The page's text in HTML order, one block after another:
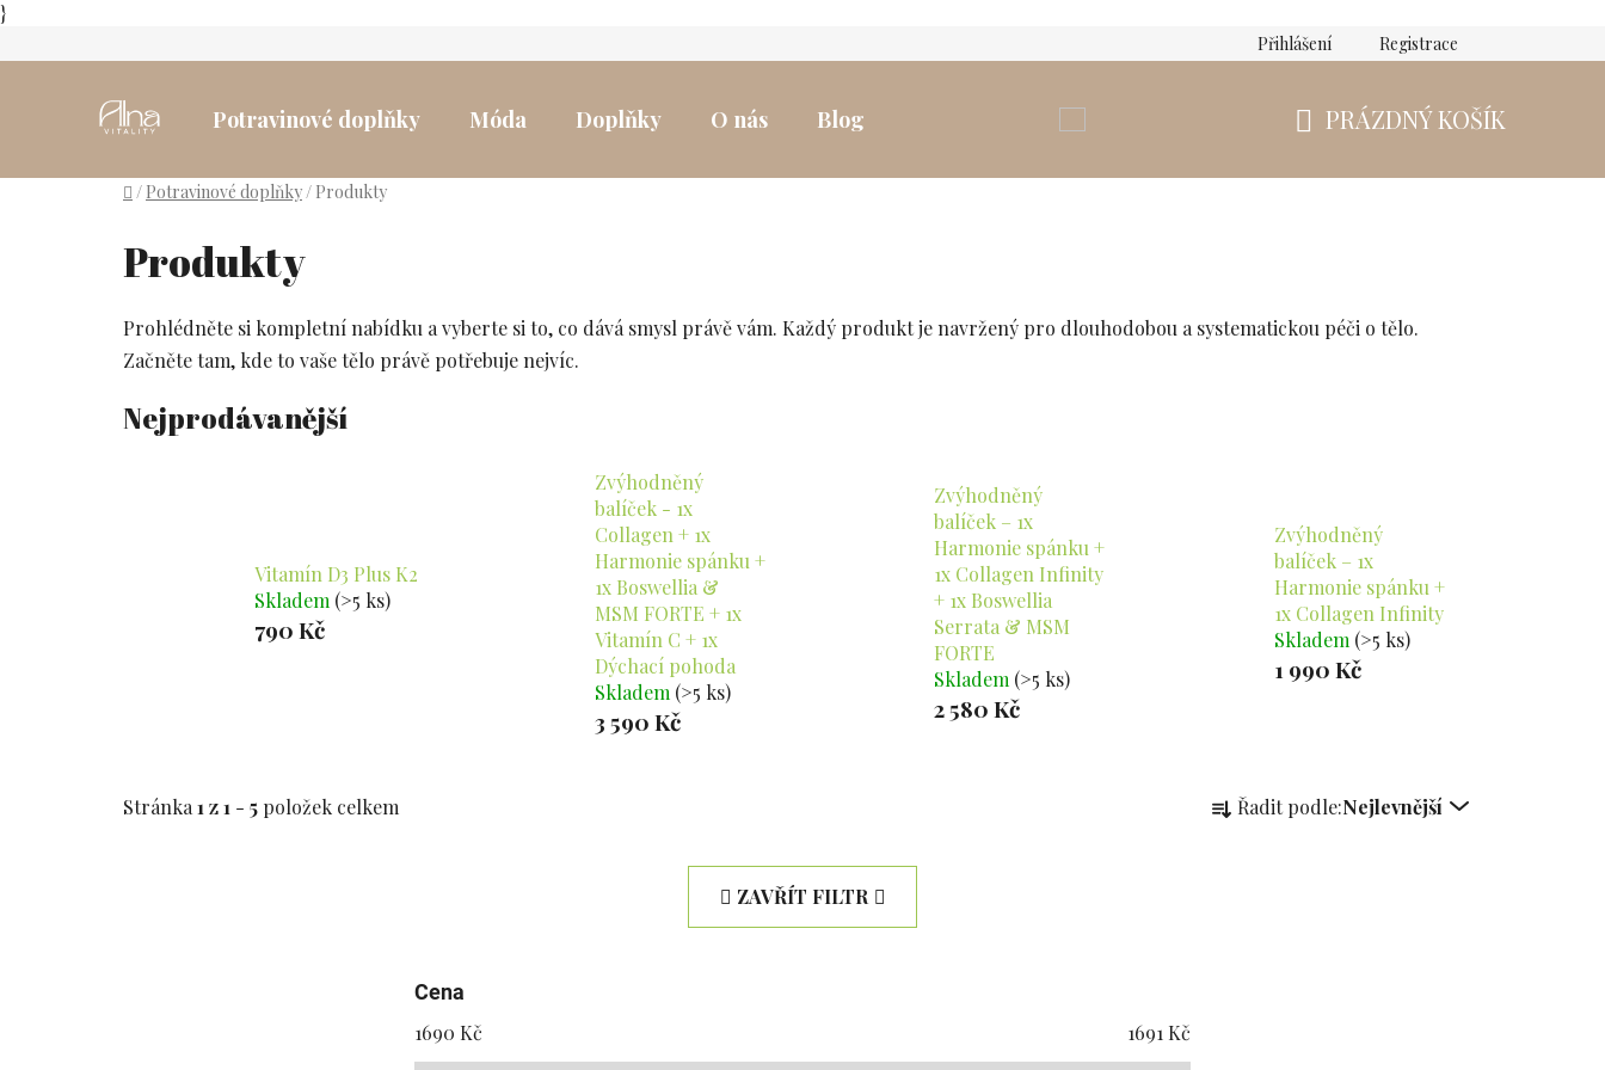
}
na
Přihlášení Registrace
Potravinové doplňky Móda Doplňky O nás Blog PRÁZDNÝ KOŠÍK
Domů
/ Potravinové doplňky/ Produkty
Produkty
Prohlédněte si kompletní nabídku a vyberte si to, co dává smysl právě vám. Každý produkt je navržený pro dlouhodobou a systematickou péči o tělo.
Začněte tam, kde to vaše tělo právě potřebuje nejvíc.
Nejprodávanější
Vitamín D3 Plus K2
Skladem (>5 ks)
790 Kč
Zvýhodněný
balíček - 1x
Collagen + 1x
Harmonie spánku +
1x Boswellia &
MSM FORTE + 1x
Vitamín C + 1x
Dýchací pohoda
Skladem (>5 ks)
3 590 Kč
Zvýhodněný
balíček – 1x
Harmonie spánku +
1x Collagen Infinity
+ 1x Boswellia
Serrata & MSM
FORTE
Skladem (>5 ks)
2 580 Kč
Zvýhodněný
balíček – 1x
Harmonie spánku +
1x Collagen Infinity
Skladem (>5 ks)
1 990 Kč
Stránka 1 z1 - 5 položek celkem
a Řadit podle:Nejlevnější
ZAVŘÍT FILTR
Cena
1690 Kč 1691 Kč